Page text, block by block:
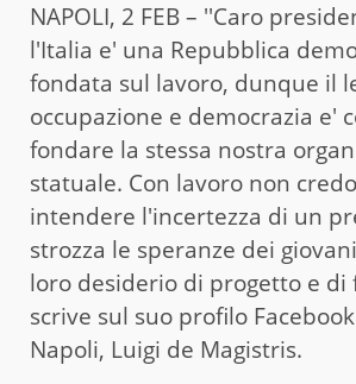
NAPOLI, 2 FEB – ''Caro
l'Italia e' una Repubblica
fondata sul lavoro, dunque il
occupazione e democrazia e'
fondare la stessa nostra
statuale. Con lavoro non
intendere l'incertezza di un
strozza le speranze dei
loro desiderio di progetto e di
scrive sul suo profilo
Napoli, Luigi de Magistris.